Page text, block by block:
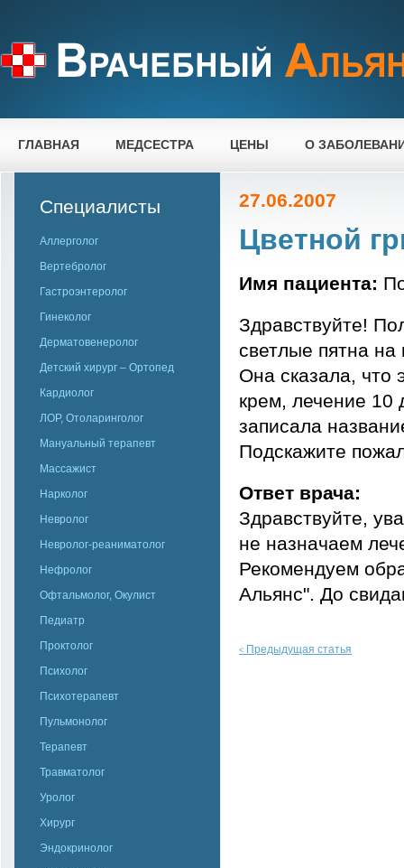
ГЛАВНАЯ МЕДСЕСТРА ЦЕНЫ О
Специалисты
Аллерголог
Вертебролог
Гастроэнтеролог
Гинеколог
Дерматовенеролог
Детский хирург – Ортопед
Кардиолог
ЛОР, Отоларинголог
Мануальный терапевт
Массажист
Нарколог
Невролог
Невролог-реаниматолог
Нефролог
Офтальмолог, Окулист
Педиатр
Проктолог
Психолог
Психотерапевт
Пульмонолог
Терапевт
Травматолог
Уролог
Хирург
Эндокринолог
27.06.2007
Цветной
Имя пациента:
Здравствуйте!
светлые пятна на
Она сказала, что
крем, лечение 10
записала
Подскажите
Ответ врача:
Здравствуйте,
не назначаем
Рекомендуем
Альянс". До
< Предыдущая статья